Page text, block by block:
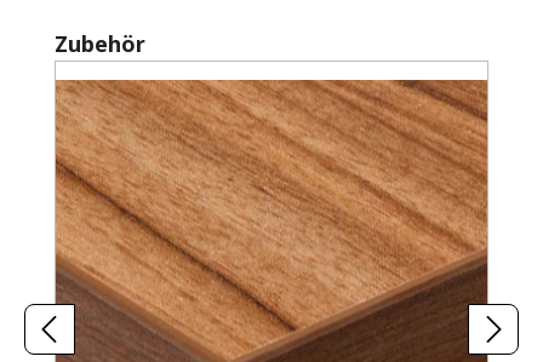
Produktgalerie überspringen
Zubehör